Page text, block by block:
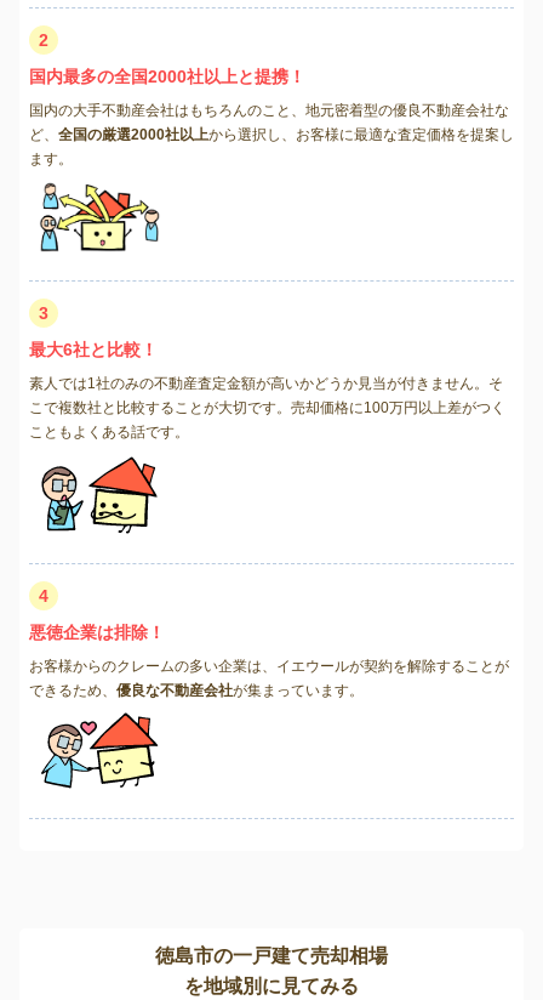
2
国内最多の全国2000社以上と提携！
国内の大手不動産会社はもちろんのこと、地元密着型の優良不動産会社な
ど、 全国の厳選2000社以上から選択し、お客様に最適な査定価格を提案し
ます。
3
最大6社と比較！
素人では1社のみの不動産査定金額が高いかどうか見当が付きません。そ
こで複数社と比較することが大切です。売却価格に100万円以上差がつく
こともよくある話です。
4
悪徳企業は排除！
お客様からのクレームの多い企業は、イエウールが契約を解除することが
できるため、 優良な不動産会社が集まっています。
徳島市の一戸建て売却相場
を地域別に見てみる